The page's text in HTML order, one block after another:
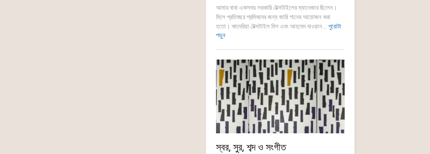
আমার বাবা একসময় সরকারি টেক্সটাইলের ম্যানেজার ছিলেন।
মিলে প্রতিবছর শ্রমিকদের জন্য জারি গানের আয়োজন করা
হতো। কাদেরিয়া টেক্সটাইল মিল এবং আহমেদ বাওয়ান... পুরোটা
পড়ুন
স্বর, সুর, শব্দ ও সংগীত